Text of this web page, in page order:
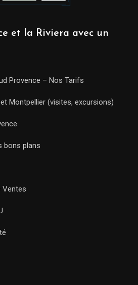
et la Riviera avec un
Provence – Nos Tarifs
Montpellier (visites, excursions)
bons plans
Ventes